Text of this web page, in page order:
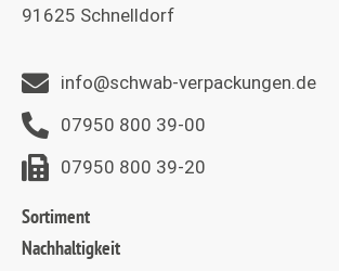
91625 Schnelldorf
info@schwab-verpackungen.de
07950 800 39-00
07950 800 39-20
Sortiment
Nachhaltigkeit